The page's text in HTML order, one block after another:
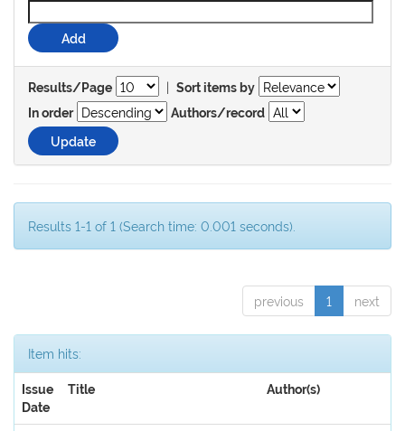
Results/Page | Sort items by
In order
Authors/record
Results 1-1 of 1 (Search time: 0.001 seconds).
previous 1 next
Item hits:
Issue
Date
Title Author(s)